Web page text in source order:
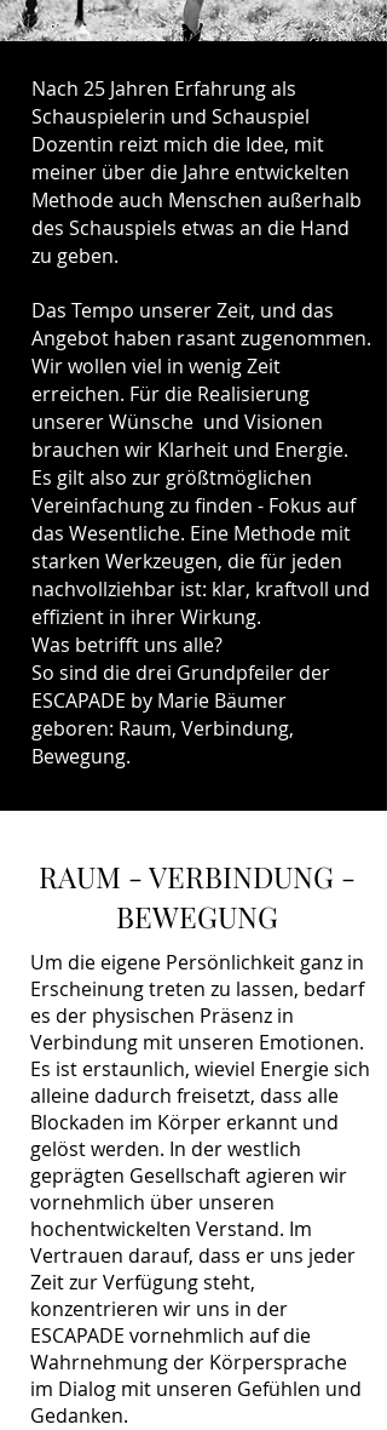
Nach 25 Jahren Erfahrung als
Schauspielerin und Schauspiel
Dozentin reizt mich die Idee, mit
meiner über die Jahre entwickelten
Methode auch Menschen außerhalb
des Schauspiels etwas an die Hand
zu geben.
Das Tempo unserer Zeit, und das
Angebot haben rasant zugenommen.
Wir wollen viel in wenig Zeit
erreichen. Für die Realisierung
unserer Wünsche und Visionen
brauchen wir Klarheit und Energie.
Es gilt also zur größtmöglichen
Vereinfachung zu finden - Fokus auf
das Wesentliche. Eine Methode mit
starken Werkzeugen, die für jeden
nachvollziehbar ist: klar, kraftvoll und
effizient in ihrer Wirkung.
Was betrifft uns alle?
So sind die drei Grundpfeiler der
ESCAPADE by Marie Bäumer
geboren: Raum, Verbindung,
Bewegung.
Um die eigene Persönlichkeit ganz in
Erscheinung treten zu lassen, bedarf
es der physischen Präsenz in
Verbindung mit unseren Emotionen.
Es ist erstaunlich, wieviel Energie sich
alleine dadurch freisetzt, dass alle
Blockaden im Körper erkannt und
gelöst werden. In der westlich
geprägten Gesellschaft agieren wir
vornehmlich über unseren
hochentwickelten Verstand. Im
Vertrauen darauf, dass er uns jeder
Zeit zur Verfügung steht,
konzentrieren wir uns in der
ESCAPADE vornehmlich auf die
Wahrnehmung der Körpersprache
im Dialog mit unseren Gefühlen und
Gedanken.
RAUM - VERBINDUNG -
BEWEGUNG